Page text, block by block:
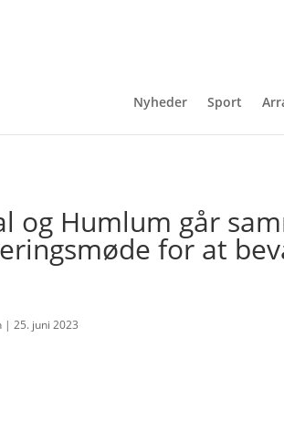
Nyheder Sport
og Humlum går
for at
|25. juni 2023